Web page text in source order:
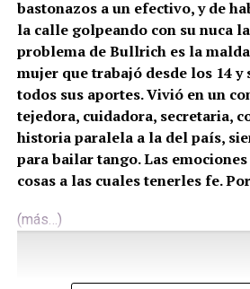
bastonazos a un efectivo, y de
la calle golpeando con su nuca
problema de Bullrich es la
mujer que trabajó desde los 14
todos sus aportes. Vivió en un
tejedora, cuidadora, secretaria,
historia paralela a la del país,
para bailar tango. Las
cosas a las cuales tenerles fe.
(más…)